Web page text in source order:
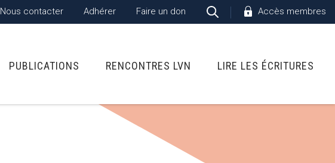
Nous contacter Adhérer Faire un don Accès membres
PUBLICATIONS RENCONTRES LVN LIRE LES ÉCRITURES